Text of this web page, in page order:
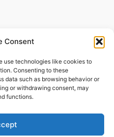
Consent
use technologies like cookies to
Consenting to these
data such as browsing behavior or
or withdrawing consent, may
functions.